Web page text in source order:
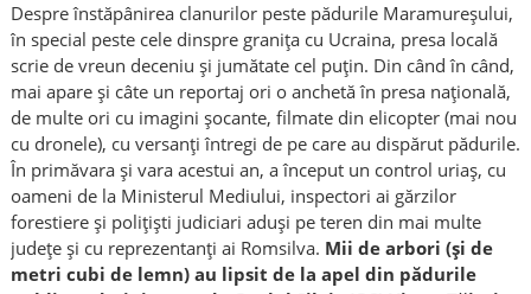
Despre înstăpânirea clanurilor peste pădurile Maramureșului,
în special peste cele dinspre granița cu Ucraina, presa locală
scrie de vreun deceniu și jumătate cel puțin. Din când în când,
mai apare și câte un reportaj ori o anchetă în presa națională,
de multe ori cu imagini șocante, filmate din elicopter (mai nou
cu dronele), cu versanți întregi de pe care au dispărut pădurile.
În primăvara și vara acestui an, a început un control uriaș, cu
oameni de la Ministerul Mediului, inspectori ai gărzilor
forestiere și polițiști judiciari aduși pe teren din mai multe
județe și cu reprezentanți ai Romsilva. Mii de arbori (și de
metri cubi de lemn) au lipsit de la apel din pădurile